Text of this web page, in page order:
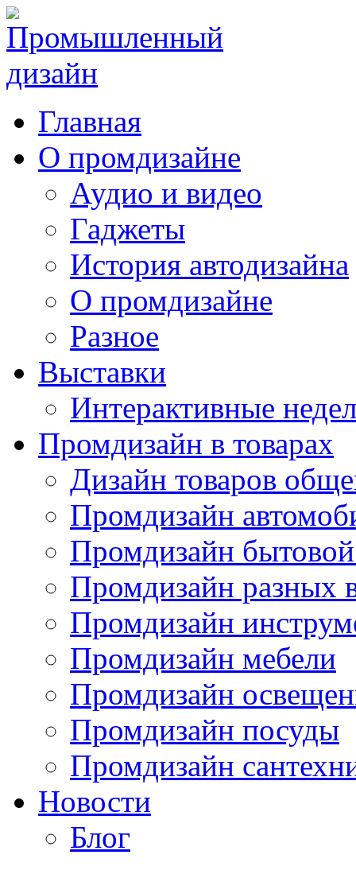
Главная
О промдизайне
Аудио и видео
Гаджеты
История автодизайна
О промдизайне
Разное
Выставки
Интерактивные
Промдизайн в товарах
Дизайн товаров
Промдизайн
Промдизайн
Промдизайн разных
Промдизайн
Промдизайн мебели
Промдизайн
Промдизайн посуды
Промдизайн
Новости
Блог